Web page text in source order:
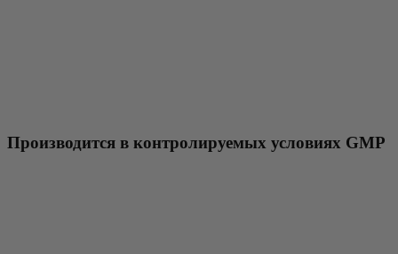
Производится в контролируемых условиях GMP